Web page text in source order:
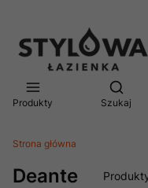
Produkty Szukaj
Strona główna
Deante